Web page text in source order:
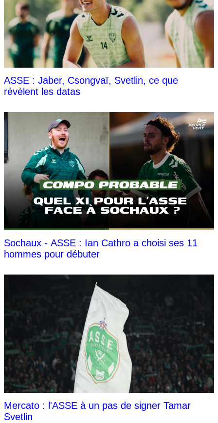
ASSE : Jaber, Csongvaï, Svetlin, ce que
révèlent les datas
Sochaux - ASSE : Ian Cathro a choisi ses 11
hommes pour débuter
Mercato : l'ASSE à un pas de signer Tamar
Svetlin